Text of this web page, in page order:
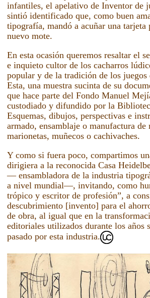
infantiles, el apelativo de Inventor de
sintió identificado que, como buen
tipografía, mandó a acuñar una tarjeta
nuevo mote.
En esta ocasión queremos resaltar el
e inquieto cultor de los cacharros
popular y de la tradición de los juegos
Esta, una muestra sucinta de su
que hace parte del Fondo Manuel
custodiado y difundido por la
Esquemas, dibujos, perspectivas e
armado, ensamblaje o manufactura de
marionetas, muñecos o cachivaches.
Y como si fuera poco, compartimos
dirigiera a la reconocida Casa
— ensambladora de la industria
a nivel mundial—, invitando, como
trópico y escritor de profesión”, a
descubrimiento [invento] para el
de obra, al igual que en la
editoriales utilizados durante los años
pasado por esta industria.